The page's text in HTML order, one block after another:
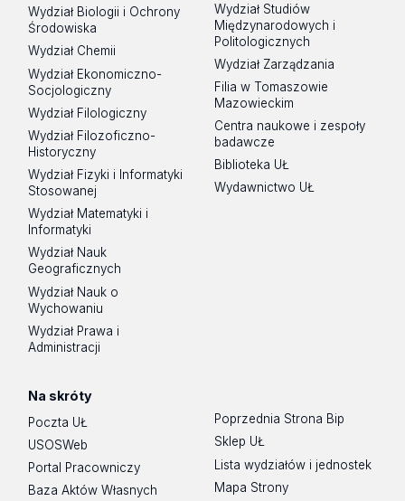
Wydział Biologii i Ochrony
Środowiska
Wydział Chemii
Wydział Ekonomiczno-
Socjologiczny
Wydział Filologiczny
Wydział Filozoficzno-
Historyczny
Wydział Fizyki i Informatyki
Stosowanej
Wydział Matematyki i
Informatyki
Wydział Nauk
Geograficznych
Wydział Nauk o
Wychowaniu
Wydział Prawa i
Administracji
Wydział Studiów
Międzynarodowych i
Politologicznych
Wydział Zarządzania
Filia w Tomaszowie
Mazowieckim
Centra naukowe i zespoły
badawcze
Biblioteka UŁ
Wydawnictwo UŁ
Na skróty
Poczta UŁ
USOSWeb
Portal Pracowniczy
Baza Aktów Własnych
Poprzednia Strona Bip
Sklep UŁ
Lista wydziałów i jednostek
Mapa Strony